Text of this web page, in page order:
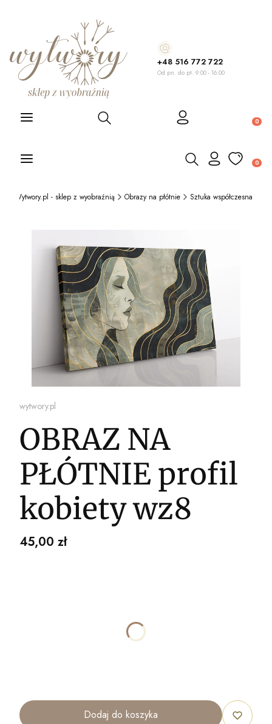
+48 516 772 722
Od pn. do pt. 9:00 - 16:00
Otwórz wyszukiwarkę
Otwórz wyszukiwarkę
Wytwory.pl - sklep z wyobraźnią Obrazy na płótnie Sztuka współczesna
wytwory.pl
OBRAZ NA
PŁÓTNIE profil
kobiety wz8
Cena
45,00 zł
Dodaj do koszyka